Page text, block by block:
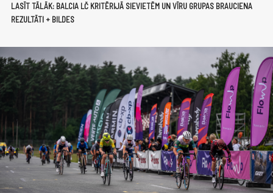
LASĪT TĀLĀK: BALCIA LČ KRITĒRIJĀ SIEVIETĒM UN VĪRU GRUPAS BRAUCIENA
REZULTĀTI + BILDES